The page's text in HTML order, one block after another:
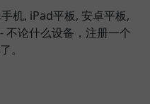
机, iPad平板, 安卓平板,
论什么设备，注册一个
。